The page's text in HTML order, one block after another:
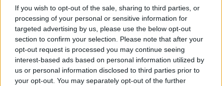
If you wish to opt-out of the sale, sharing to third parties, or
processing of your personal or sensitive information for
targeted advertising by us, please use the below opt-out
section to confirm your selection. Please note that after your
opt-out request is processed you may continue seeing
interest-based ads based on personal information utilized by
us or personal information disclosed to third parties prior to
your opt-out. You may separately opt-out of the further
csavar
zoldpalya.hu | 2022.10.23 16:34
A Mercedes-Benz a Luminarral
dolgozik együtt az önvezető
technológián
| 2022.01.21 12:01